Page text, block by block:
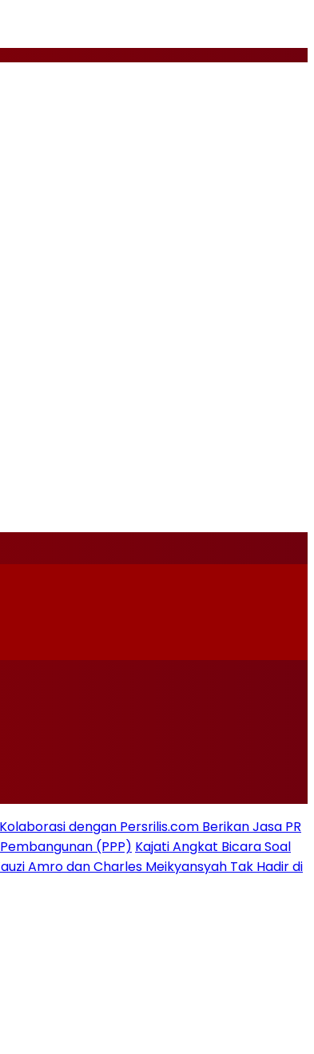
dengan Persrilis.com Berikan Jasa PR
(PPP) Kajati Angkat Bicara Soal
Amro dan Charles Meikyansyah Tak Hadir di